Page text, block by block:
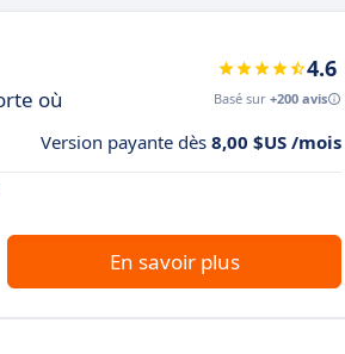
où
4.6
Basé sur +200 avis
Version payante dès 8,00 $US /mois
En savoir plus